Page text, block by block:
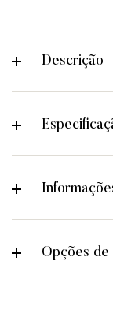
Descrição
Opções de